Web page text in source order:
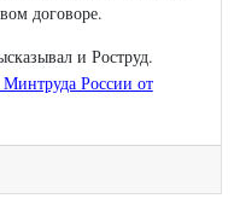
договоре.
и Роструд.
России от